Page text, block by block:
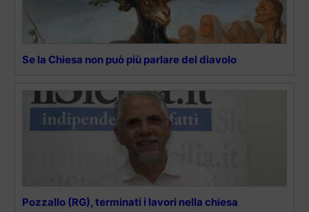
Se la Chiesa non può più parlare del diavolo
Pozzallo (RG), terminati i lavori nella chiesa